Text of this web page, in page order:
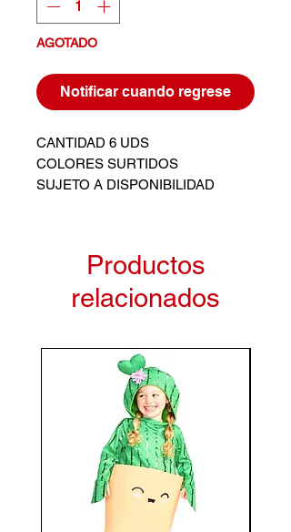
AGOTADO
Notificar cuando regrese
CANTIDAD 6 UDS
COLORES SURTIDOS
SUJETO A DISPONIBILIDAD
Productos
relacionados